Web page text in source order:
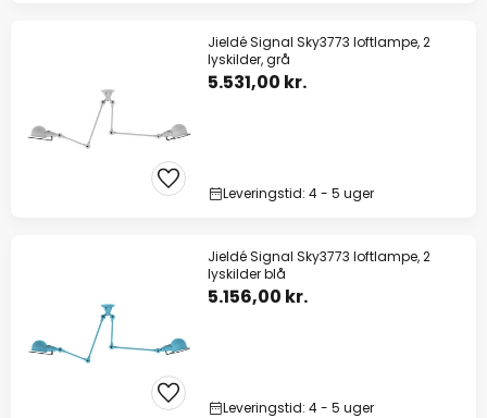
Jieldé Signal Sky3773 loftlampe, 2
lyskilder, grå
5.531,00 kr.
Leveringstid: 4 - 5 uger
Jieldé Signal Sky3773 loftlampe, 2
lyskilder blå
5.156,00 kr.
Leveringstid: 4 - 5 uger